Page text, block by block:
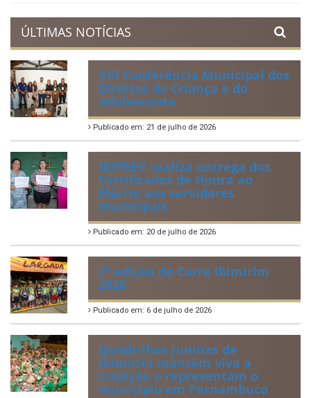
ÚLTIMAS NOTÍCIAS
VIII Conferência Municipal dos
Direitos da Criança e do
Adolescente
Publicado em: 21 de julho de 2026
IBIPREV realiza entrega dos
Certificados de Honra ao
Mérito aos servidores
municipais
Publicado em: 20 de julho de 2026
2ª edição do Corre Ibimirim
2026
Publicado em: 6 de julho de 2026
Quadrilhas Juninas de
Ibimirim mantêm viva a
tradição e representam o
munícipio em Pernambuco